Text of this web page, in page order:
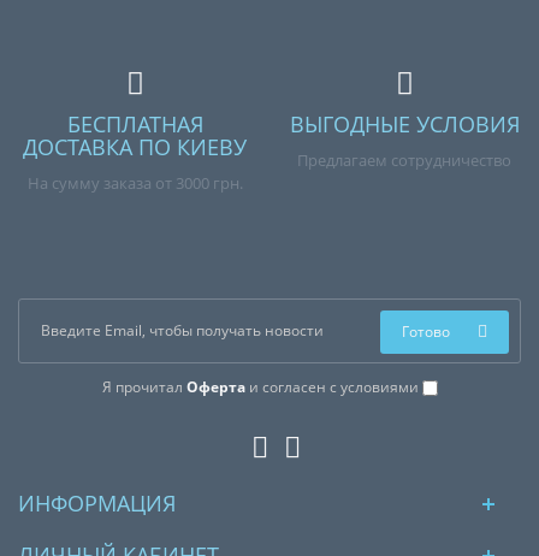
БЕСПЛАТНАЯ
ДОСТАВКА ПО КИЕВУ
На сумму заказа от 3000 грн.
ВЫГОДНЫЕ УСЛОВИЯ
Предлагаем сотрудничество
Я прочитал Офертаи согласен с условиями
Готово
ИНФОРМАЦИЯ